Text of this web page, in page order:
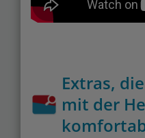
Extras,
mit der